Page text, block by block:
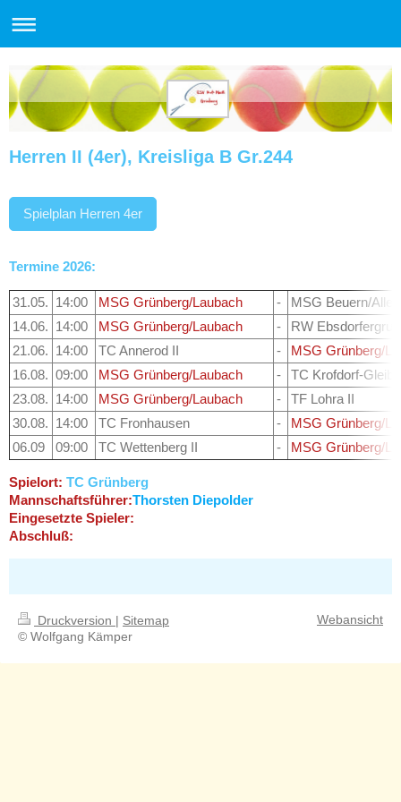
Herren II (4er), Kreisliga B Gr.244
Spielplan Herren 4er
Termine 2026:
31.05. 14:00 MSG Grünberg/Laubach -
MSG Beuern/
14.06. 14:00 MSG Grünberg/Laubach -
RW
21.06. 14:00 TC Annerod II -
MSG Grünberg/
16.08. 09:00 MSG Grünberg/Laubach -
TC Krofdorf-
23.08. 14:00 MSG Grünberg/Laubach -
TF Lohra II
30.08. 14:00 TC Fronhausen -
MSG Grünberg/
06.09
09:00 TC Wettenberg II - MSG Grünberg/
Spielort: TC Grünberg
Mannschaftsführer:Thorsten Diepolder
Eingesetzte Spieler:
Abschluß:
Druckversion
Sitemap
© Wolfgang Kämper
Webansicht